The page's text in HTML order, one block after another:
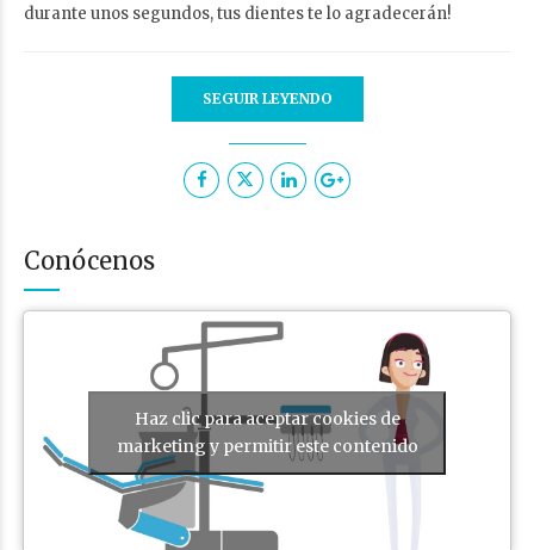
durante unos segundos, tus dientes te lo agradecerán!
SEGUIR LEYENDO
Conócenos
Haz clic para aceptar cookies de
marketing y permitir este contenido